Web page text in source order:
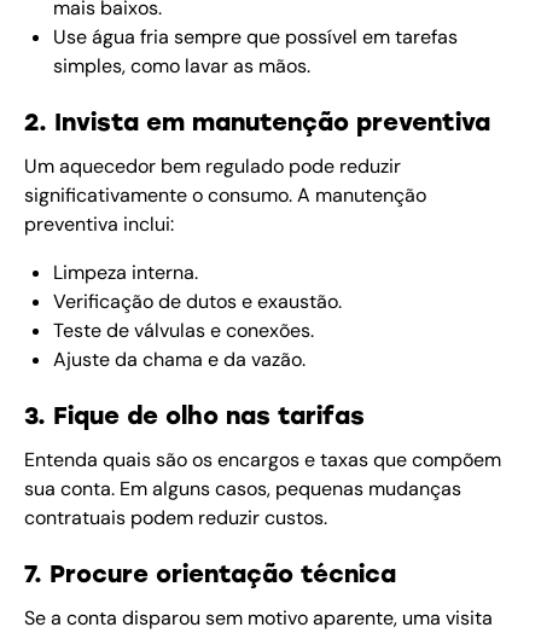
mais baixos.
Use água fria sempre que possível em tarefas
simples, como lavar as mãos.
2. Invista em manutenção preventiva
Um aquecedor bem regulado pode reduzir
significativamente o consumo. A manutenção
preventiva inclui:
Limpeza interna.
Verificação de dutos e exaustão.
Teste de válvulas e conexões.
Ajuste da chama e da vazão.
3. Fique de olho nas tarifas
Entenda quais são os encargos e taxas que compõem
sua conta. Em alguns casos, pequenas mudanças
contratuais podem reduzir custos.
7. Procure orientação técnica
Se a conta disparou sem motivo aparente, uma visita